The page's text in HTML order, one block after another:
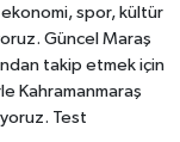
spor, kültür
Güncel Maraş
takip etmek için
Kahramanmaraş
Test